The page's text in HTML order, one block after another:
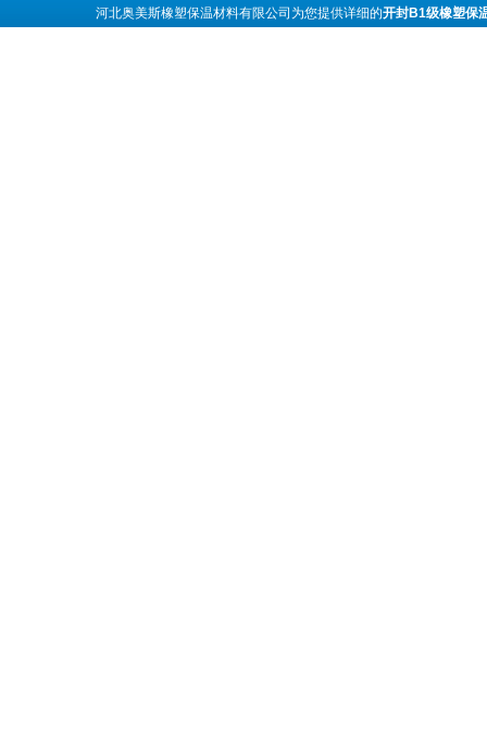
河北奥美斯橡塑保温材料有限公司为您提供详细的开封B1级橡塑保